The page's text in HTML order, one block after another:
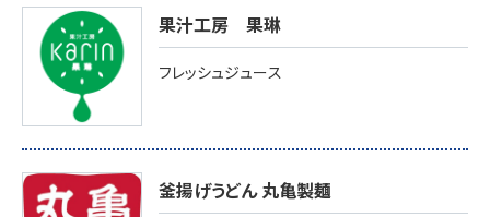
果汁工房 果琳
フレッシュジュース
釜揚げうどん 丸亀製麺